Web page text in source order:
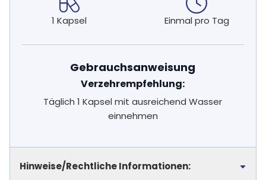
1 Kapsel Einmal pro Tag
Gebrauchsanweisung
Verzehrempfehlung:
Täglich 1 Kapsel mit ausreichend Wasser
einnehmen
Hinweise/Rechtliche Informationen: